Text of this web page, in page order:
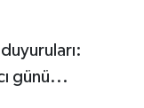
günü...